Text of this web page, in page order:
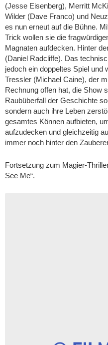
(Jesse Eisenberg), Merritt
Wilder (Dave Franco) und
es nun erneut auf die Bühne.
Trick wollen sie die
Magnaten aufdecken. Hinter
(Daniel Radcliffe). Das
jedoch ein doppeltes Spiel und
Tressler (Michael Caine), der
Rechnung offen hat, die Show
Raubüberfall der Geschichte
sondern auch ihre Leben
gesamtes Können aufbieten,
aufzudecken und gleichzeitig
immer noch hinter den
Fortsetzung zum Magier-
See Me“.